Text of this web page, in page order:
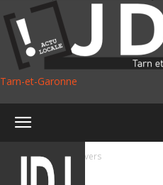
Tarn-et-Garonne
Accueil Faits divers
FAITS DIVERS